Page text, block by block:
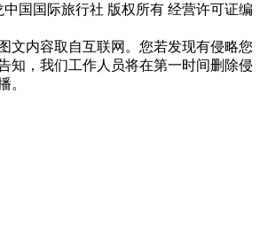
中国国际旅行社 版权所有 经营许可证编
文内容取自互联网。您若发现有侵略您
知，我们工作人员将在第一时间删除侵
。